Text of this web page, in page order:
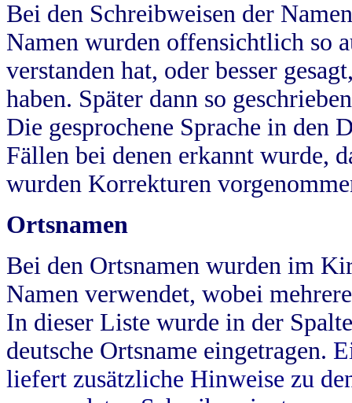
Bei den Schreibweisen der
Namen wurden offensichtlich so
verstanden hat, oder besser
haben. Später dann so
Die gesprochene Sprache in
Fällen bei denen erkannt wurde,
wurden Korrekturen
Ortsnamen
Bei den Ortsnamen wurden im
Namen verwendet, wobei
In dieser Liste wurde in der
deutsche Ortsname eingetragen.
liefert zusätzliche Hinweise zu